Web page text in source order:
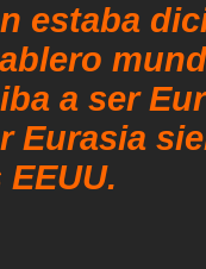
estaba
a ser
Eurasia